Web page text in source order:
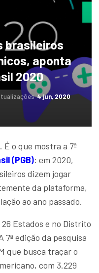
brasileiros
aponta
2020
4 jun, 2020
o que mostra a 7ª
(PGB): em 2020,
dizem jogar
da plataforma,
ao ano passado.
Estados e no Distrito
7ª edição da pesquisa
que busca traçar o
com 3.229